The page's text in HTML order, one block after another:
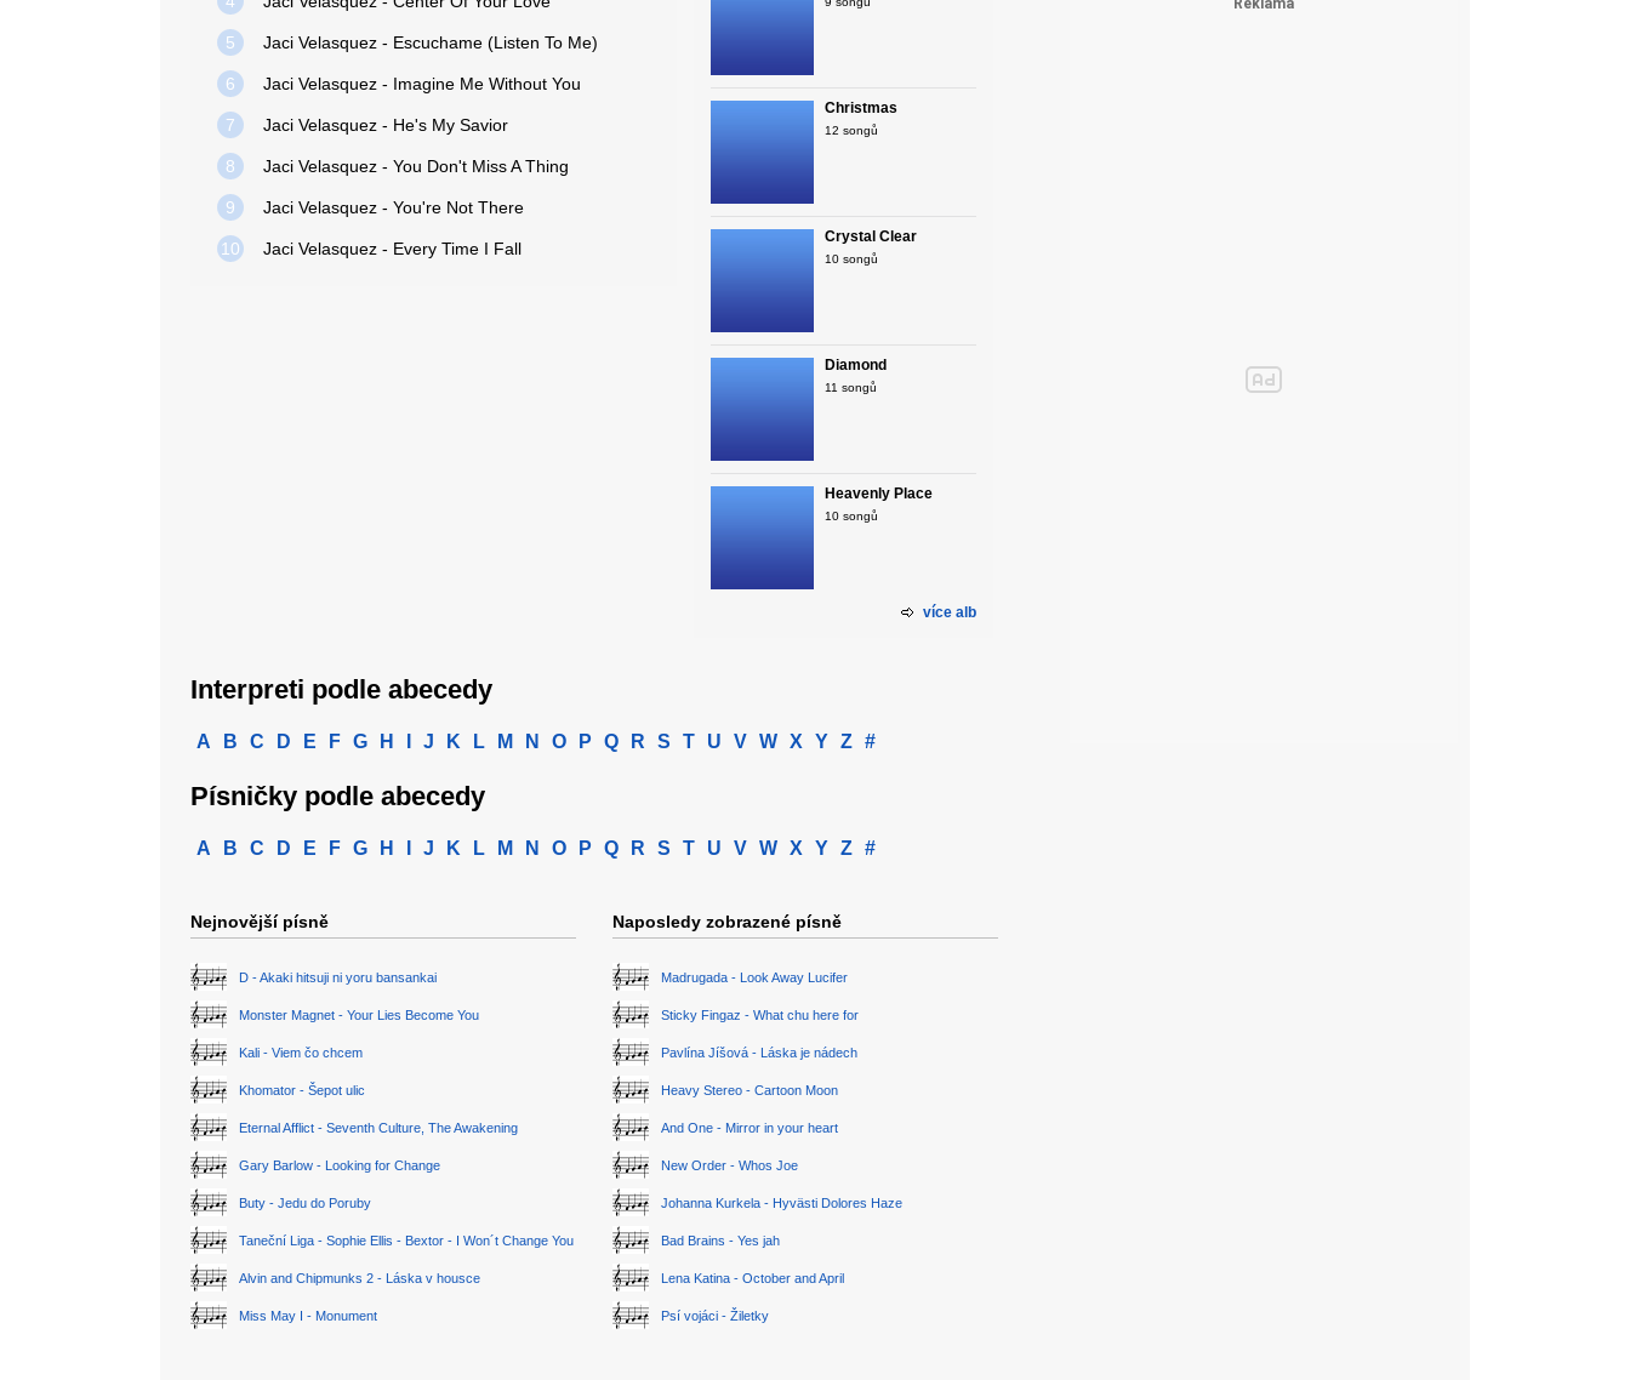
5 Jaci Velasquez - Escuchame (Listen To Me)
6 Jaci Velasquez - Imagine Me Without You
7 Jaci Velasquez - He's My Savior
8 Jaci Velasquez - You Don't Miss A Thing
9 Jaci Velasquez - You're Not There
10 Jaci Velasquez - Every Time I Fall
Christmas
12 songů
Crystal Clear
10 songů
Diamond
11 songů
Heavenly Place
10 songů
více alb
Interpreti podle abecedy
A B C D E F G H J K L M N O P Q R S T U V W X Y Z #
Písničky podle abecedy
A B C D E F G H J K L M N O P Q R S T U V W X Y Z #
Nejnovější písně
D - Akaki hitsuji ni yoru bansankai
Monster Magnet - Your Lies Become You
Kali - Viem čo chcem
Khomator - Šepot ulic
Eternal Afflict - Seventh Culture, The Awakening
Gary Barlow - Looking for Change
Buty - Jedu do Poruby
Taneční Liga - Sophie Ellis - Bextor - I Won´t Change You
Alvin and Chipmunks 2 - Láska v housce
Miss May I - Monument
Naposledy zobrazené písně
Madrugada - Look Away Lucifer
Sticky Fingaz - What chu here for
Pavlína Jíšová - Láska je nádech
Heavy Stereo - Cartoon Moon
And One - Mirror in your heart
New Order - Whos Joe
Johanna Kurkela - Hyvästi Dolores Haze
Bad Brains - Yes jah
Lena Katina - October and April
Psí vojáci - Žiletky